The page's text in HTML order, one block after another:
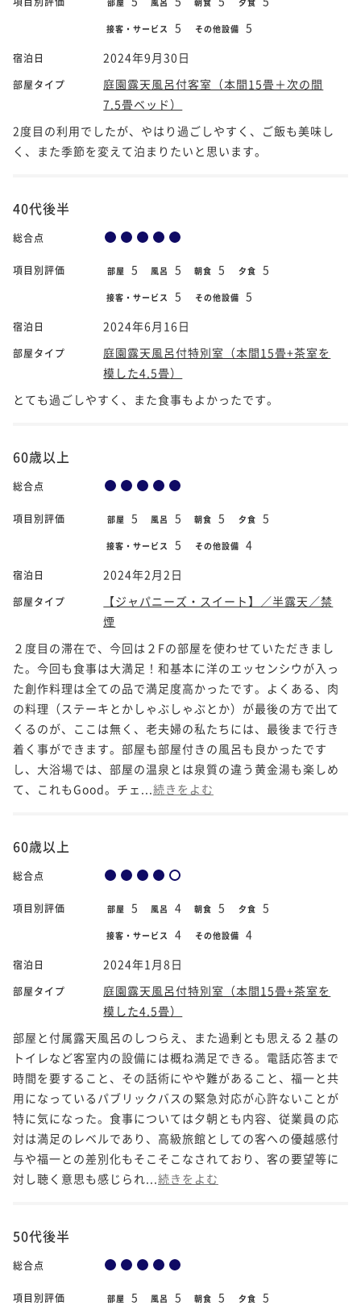
接客・サービス 5 その他設備 5
宿泊日 2024年9月30日
部屋タイプ
庭園露天風呂付客室（本間15畳＋次の間
7.5畳ベッド）
2度目の利用でしたが、やはり過ごしやすく、ご飯も美味し
く、また季節を変えて泊まりたいと思います。
40代後半
総合点
項目別評価 部屋 5 風呂 5 朝食 5 夕食 5
接客・サービス 5 その他設備 5
宿泊日 2024年6月16日
部屋タイプ
庭園露天風呂付特別室（本間15畳+茶室を
模した4.5畳）
とても過ごしやすく、また食事もよかったです。
60歳以上
総合点
項目別評価 部屋 5 風呂 5 朝食 5 夕食 5
接客・サービス 5 その他設備 4
宿泊日 2024年2月2日
部屋タイプ
【ジャパニーズ・スイート】／半露天／禁
煙
２度目の滞在で、今回は２Fの部屋を使わせていただきまし
た。今回も食事は大満足！和基本に洋のエッセンシウが入っ
た創作料理は全ての品で満足度高かったです。よくある、肉
の料理（ステーキとかしゃぶしゃぶとか）が最後の方で出て
くるのが、ここは無く、老夫婦の私たちには、最後まで行き
着く事ができます。部屋も部屋付きの風呂も良かったです
し、大浴場では、部屋の温泉とは泉質の違う黄金湯も楽しめ
て、これもGood。チェ... 続きをよむ
60歳以上
総合点
項目別評価 部屋 5 風呂 4 朝食 5 夕食 5
接客・サービス 4 その他設備 4
宿泊日 2024年1月8日
部屋タイプ
庭園露天風呂付特別室（本間15畳+茶室を
模した4.5畳）
部屋と付属露天風呂のしつらえ、また過剰とも思える２基の
トイレなど客室内の設備には概ね満足できる。電話応答まで
時間を要すること、その話術にやや難があること、福一と共
用になっているパブリックバスの緊急対応が心許ないことが
特に気になった。食事については夕朝とも内容、従業員の応
対は満足のレベルであり、高級旅館としての客への優越感付
与や福一との差別化もそこそこなされており、客の要望等に
対し聴く意思も感じられ... 続きをよむ
50代後半
総合点
項目別評価 部屋 5 風呂 5 朝食 5 夕食 5